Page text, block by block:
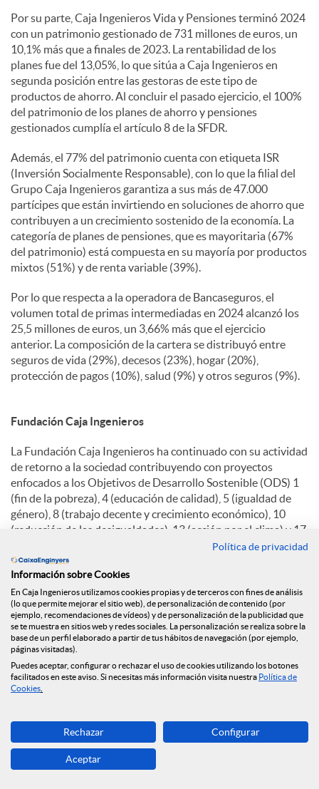
Por su parte, Caja Ingenieros Vida y Pensiones terminó 2024
con un patrimonio gestionado de 731 millones de euros, un
10,1% más que a finales de 2023. La rentabilidad de los
planes fue del 13,05%, lo que sitúa a Caja Ingenieros en
segunda posición entre las gestoras de este tipo de
productos de ahorro. Al concluir el pasado ejercicio, el 100%
del patrimonio de los planes de ahorro y pensiones
gestionados cumplía el artículo 8 de la SFDR.
Además, el 77% del patrimonio cuenta con etiqueta ISR
(Inversión Socialmente Responsable), con lo que la filial del
Grupo Caja Ingenieros garantiza a sus más de 47.000
partícipes que están invirtiendo en soluciones de ahorro que
contribuyen a un crecimiento sostenido de la economía. La
categoría de planes de pensiones, que es mayoritaria (67%
del patrimonio) está compuesta en su mayoría por productos
mixtos (51%) y de renta variable (39%).
Por lo que respecta a la operadora de Bancaseguros, el
volumen total de primas intermediadas en 2024 alcanzó los
25,5 millones de euros, un 3,66% más que el ejercicio
anterior. La composición de la cartera se distribuyó entre
seguros de vida (29%), decesos (23%), hogar (20%),
protección de pagos (10%), salud (9%) y otros seguros (9%).
Fundación Caja Ingenieros
La Fundación Caja Ingenieros ha continuado con su actividad
de retorno a la sociedad contribuyendo con proyectos
enfocados a los Objetivos de Desarrollo Sostenible (ODS) 1
(fin de la pobreza), 4 (educación de calidad), 5 (igualdad de
género), 8 (trabajo decente y crecimiento económico), 10
(reducción de las desigualdades), 13 (acción por el clima) y 17
La Fundación Caja Ingenieros destinó el año pasado 774.934
euros a inversión social. A través de la Fundación, el Grupo
Caja Ingenieros también ratifica su compromiso con el
desarrollo sostenible, la economía social y la acción social, y
por eso un 56% de la inversión social ha ido destinada a
proyectos de este tipo. En 2024, además, los socios y socias
de la Entidad mostraron su solidaridad a través de una
campaña de crowdfunding de la Fundación que consiguió
En 2024 la Fundación desarrolló 62 proyectos y alianzas.
6.070 personas se beneficiaron de los programas de inserción
Política de privacidad
Información sobre Cookies
En Caja Ingenieros utilizamos cookies propias y de terceros con fines de análisis
(lo que permite mejorar el sitio web), de personalización de contenido (por
ejemplo, recomendaciones de vídeos) y de personalización de la publicidad que
se te muestra en sitios web y redes sociales. La personalización se realiza sobre la
base de un perfil elaborado a partir de tus hábitos de navegación (por ejemplo,
páginas visitadas).
Puedes aceptar, configurar o rechazar el uso de cookies utilizando los botones
facilitados en este aviso. Si necesitas más información visita nuestra Política de
Cookies
Rechazar Configurar
Aceptar